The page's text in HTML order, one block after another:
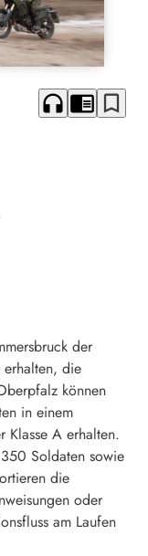
headphones chrome_reader_mode bookmark_border
der
erhalten, die
können
in einem
Klasse A erhalten.
Soldaten sowie
die
oder
am Laufen